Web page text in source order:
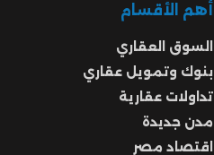
أهم الأقسام
السوق العقاري
بنوك وتمويل عقاري
تداولات عقارية
مدن جديدة
اقتصاد مصر